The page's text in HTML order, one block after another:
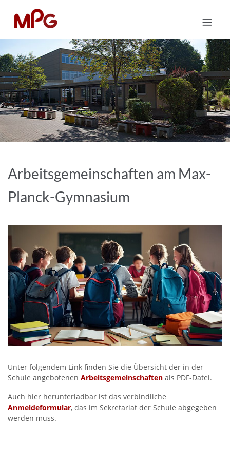
Arbeitsgemeinschaften am Max-
Planck-Gymnasium
Unter folgendem Link finden Sie die Übersicht der in der
Schule angebotenen Arbeitsgemeinschaften als PDF-Datei.
Auch hier herunterladbar ist das verbindliche
Anmeldeformular, das im Sekretariat der Schule abgegeben
werden muss.